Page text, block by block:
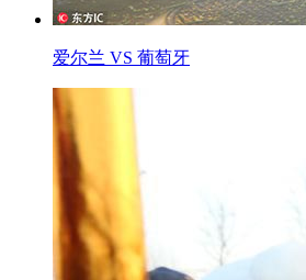
爱尔兰 VS 葡萄牙